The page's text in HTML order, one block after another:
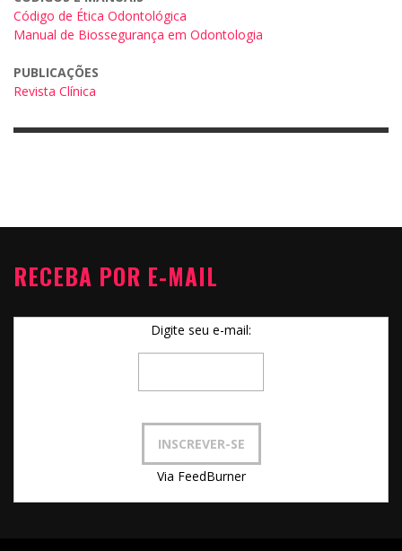
Código de Ética Odontológica
Manual de Biossegurança em Odontologia
PUBLICAÇÕES
Revista Clínica
RECEBA POR E-MAIL
Digite seu e-mail:
Via FeedBurner